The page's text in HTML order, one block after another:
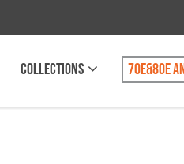
COLLECTIONS 70e&80e